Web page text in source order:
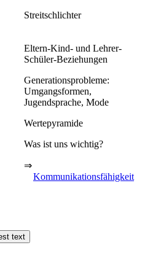
Streitschlichter
Eltern-Kind- und Lehrer-
Schüler-Beziehungen
Generationsprobleme:
Umgangsformen,
Jugendsprache, Mode
Wertepyramide
Was ist uns wichtig?
⇒
Kommunikationsfähigkeit
text